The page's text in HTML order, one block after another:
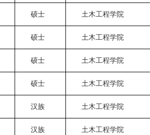
硕士 土木工程学院
硕士 土木工程学院
硕士 土木工程学院
硕士 土木工程学院
汉族 土木工程学院
汉族 土木工程学院